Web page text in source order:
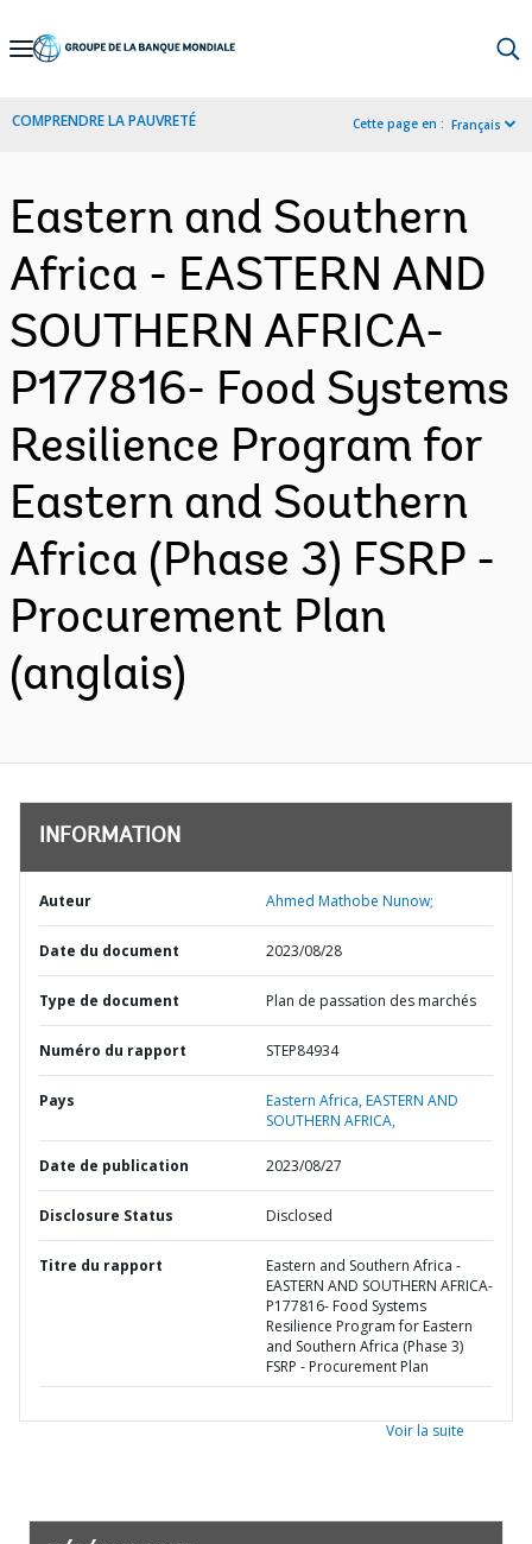
Skip
Navigation
COMPRENDRE LA PAUVRETÉ Cette page en : Français
Eastern and Southern
Africa - EASTERN AND
SOUTHERN AFRICA-
P177816- Food Systems
Resilience Program for
Eastern and Southern
Africa (Phase 3) FSRP -
Procurement Plan
(anglais)
INFORMATION
Auteur Ahmed Mathobe Nunow;
Date du document 2023/08/28
Type de document Plan de passation des marchés
Numéro du rapport STEP84934
Pays Eastern Africa,EASTERN AND
SOUTHERN AFRICA,
Date de publication 2023/08/27
Disclosure Status Disclosed
Titre du rapport
Eastern and Southern Africa -
EASTERN AND SOUTHERN AFRICA-
P177816- Food Systems
Resilience Program for Eastern
and Southern Africa (Phase 3)
FSRP - Procurement Plan
Voir la suite